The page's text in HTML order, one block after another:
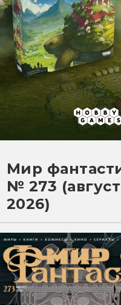
Мир
№ 273 (август
2026)